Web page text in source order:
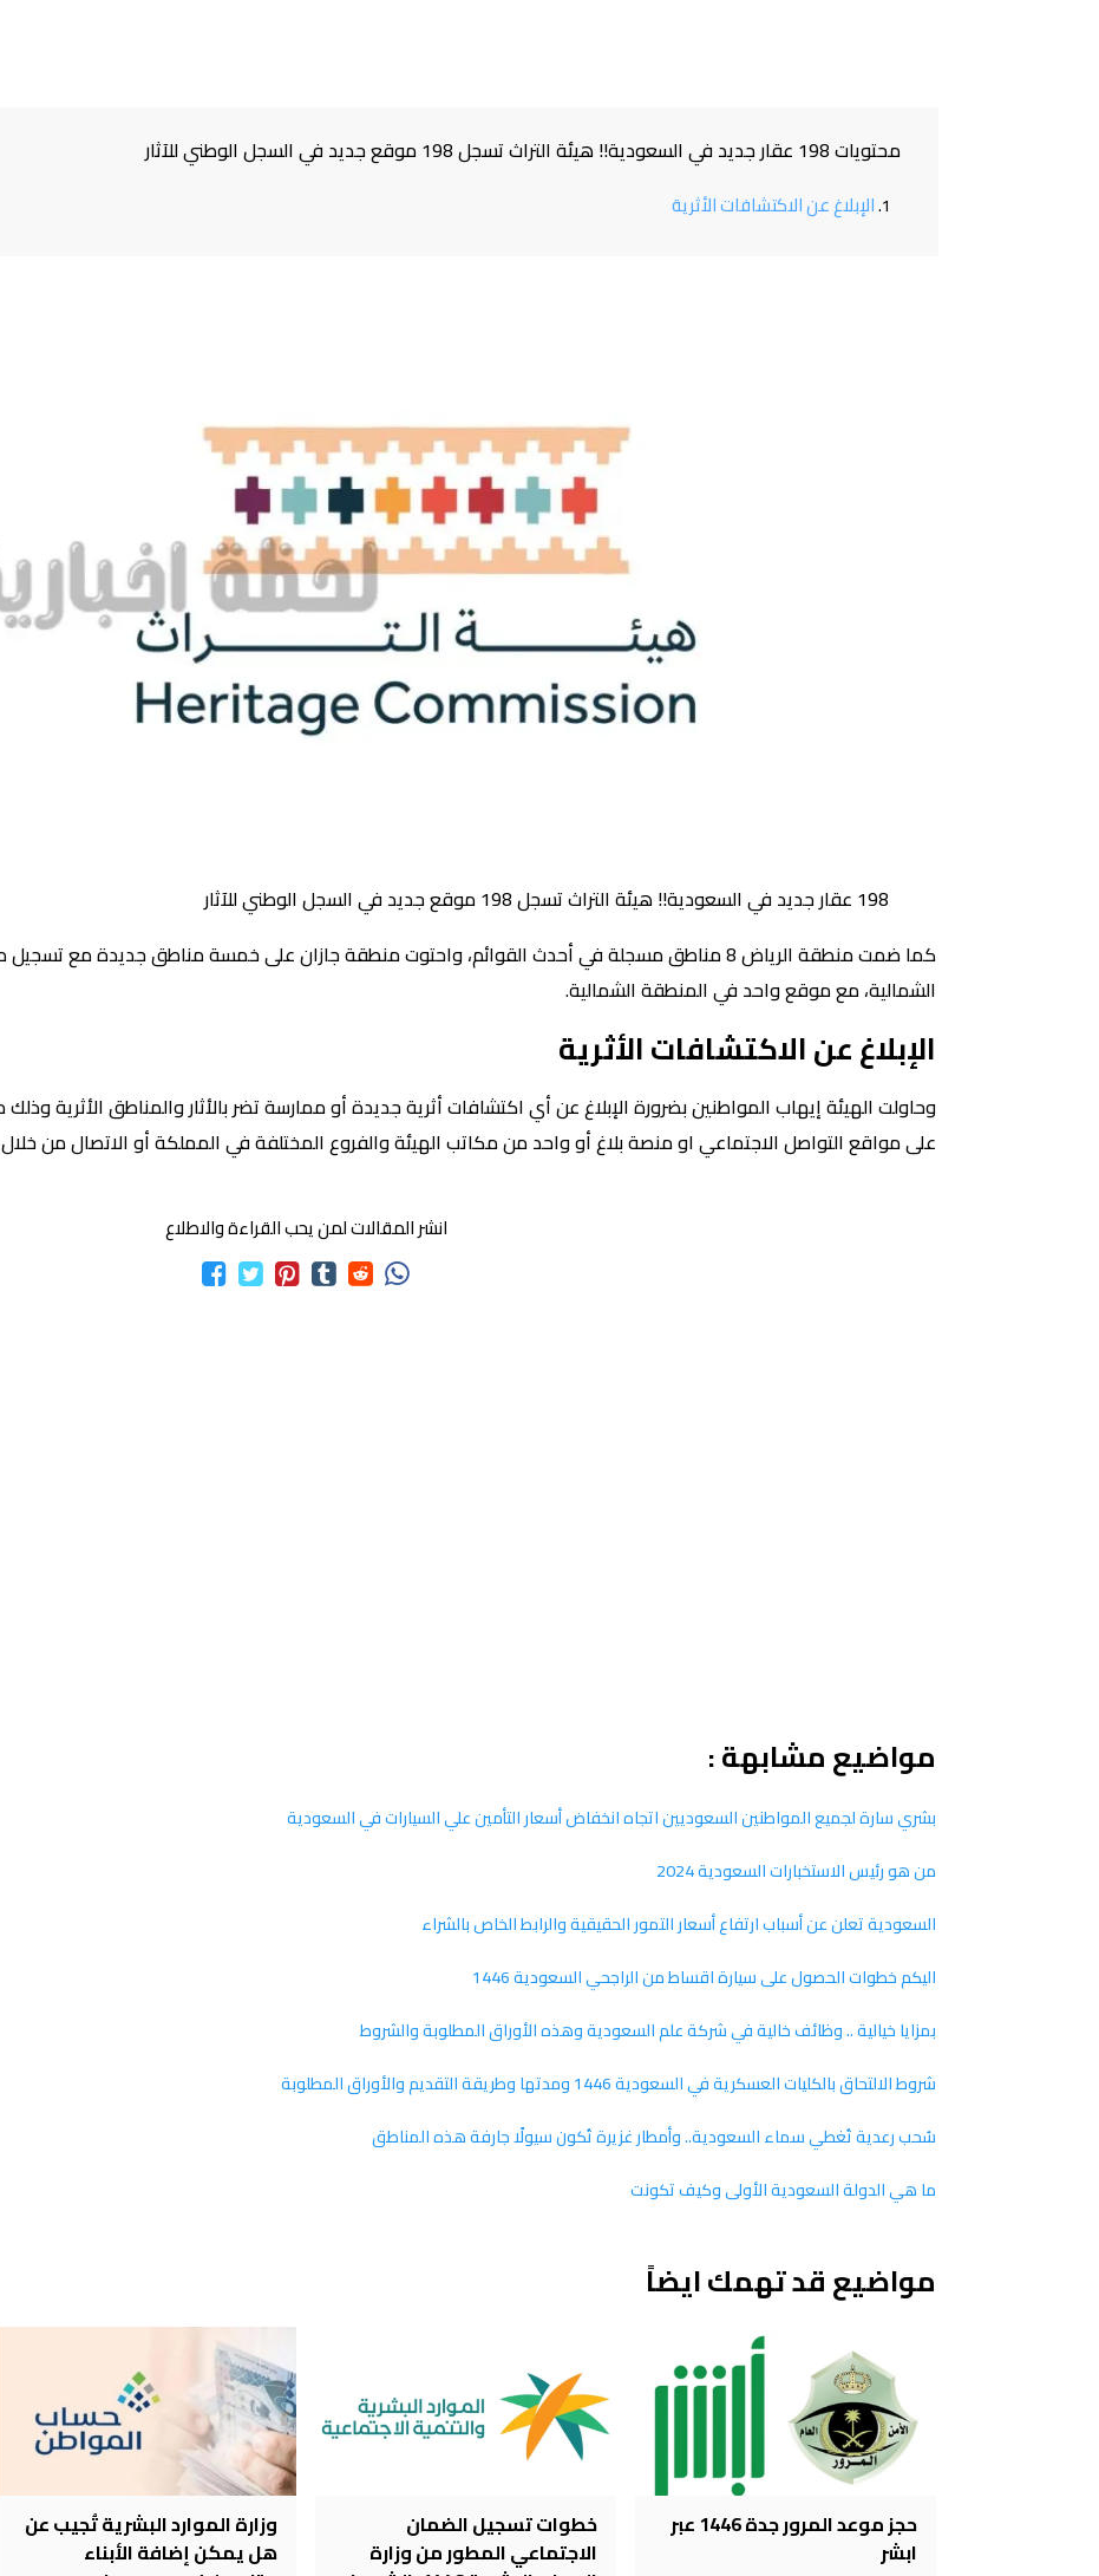
محتويات 198 عقار جديد في السعودية!! هيئة التراث تسجل 198 موقع جديد في السجل الوطني للآثار
الإبلاغ عن الاكتشافات الأثرية
198 عقار جديد في السعودية!! هيئة التراث تسجل 198 موقع جديد في السجل الوطني للآثار
كما ضمت منطقة الرياض 8 مناطق مسجلة في أحدث القوائم، واحتوت منطقة جازان على خمسة مناطق جديدة
الشمالية، مع موقع واحد في المنطقة الشمالية.
الإبلاغ عن الاكتشافات الأثرية
وحاولت الهيئة إيهاب المواطنين بضرورة الإبلاغ عن أي اكتشافات أثرية جديدة أو ممارسة تضر بالأثار والمناطق الأثرية
على مواقع التواصل الاجتماعي او منصة بلاغ أو واحد من مكاتب الهيئة والفروع المختلفة في المملكة أو الاتصال من خلال
انشر المقالات لمن يحب القراءة والاطلاع
مواضيع مشابهة :
بشري سارة لجميع المواطنين السعوديين اتجاه انخفاض أسعار التأمين علي السيارات في السعودية
من هو رئيس الاستخبارات السعودية 2024
السعودية تعلن عن أسباب ارتفاع أسعار التمور الحقيقية والرابط الخاص بالشراء
اليكم خطوات الحصول على سيارة اقساط من الراجحي السعودية 1446
بمزايا خيالية .. وظائف خالية في شركة علم السعودية وهذه الأوراق المطلوبة والشروط
شروط الالتحاق بالكليات العسكرية في السعودية 1446 ومدتها وطريقة التقديم والأوراق المطلوبة
سُحب رعدية تُغطي سماء السعودية.. وأمطار غزيرة تُكون سيولًا جارفة هذه المناطق
ما هي الدولة السعودية الأولى وكيف تكونت
مواضيع قد تهمك ايضاً
حجز موعد المرور جدة 1446 عبر
ابشر
خطوات تسجيل الضمان
الاجتماعي المطور من وزارة
وزارة الموارد البشرية تُجيب عن
هل يمكن إضافة الأبناء